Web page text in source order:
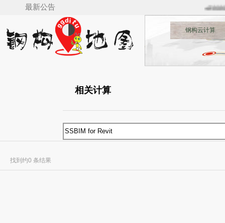
最新公告
钢构云计算
相关计算
找到约0 条结果